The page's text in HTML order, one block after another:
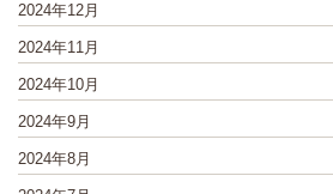
2024年12月
2024年11月
2024年10月
2024年9月
2024年8月